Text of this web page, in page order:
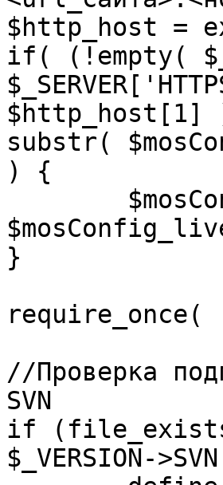
$http_host =
if( (!empty(
$http_host[1]
substr(
) {
}
//Проверка
SVN
if
$_VERSION-